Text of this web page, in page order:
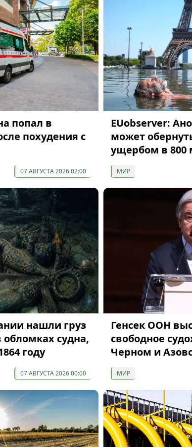
попал в
похудения с
07 АВГУСТА 2026 02:00
EUobserver:
может
ущербом в 800
МИР
нашли груз
обломках судна,
году
07 АВГУСТА 2026 00:00
Генсек ООН
свободное
Черном и
МИР